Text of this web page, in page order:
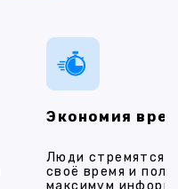
Экономия
Люди стремятся
своё время и